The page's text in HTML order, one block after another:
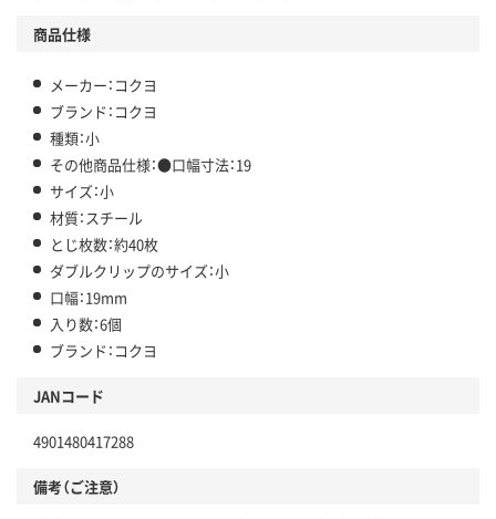
商品仕様
メーカー：コクヨ
ブランド：コクヨ
種類：小
その他商品仕様：●口幅寸法：19
サイズ：小
材質：スチール
とじ枚数：約40枚
ダブルクリップのサイズ：小
口幅：19mm
入り数：6個
ブランド：コクヨ
JANコード
4901480417288
備考（ご注意）